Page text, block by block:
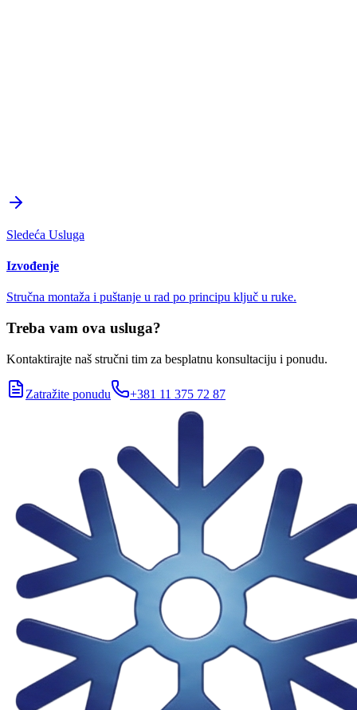
Sledeća Usluga
Izvođenje
Stručna montaža i puštanje u rad po principu ključ u ruke.
Treba vam ova usluga?
Kontaktirajte naš stručni tim za besplatnu konsultaciju i ponudu.
Zatražite ponudu +381 11 375 72 87